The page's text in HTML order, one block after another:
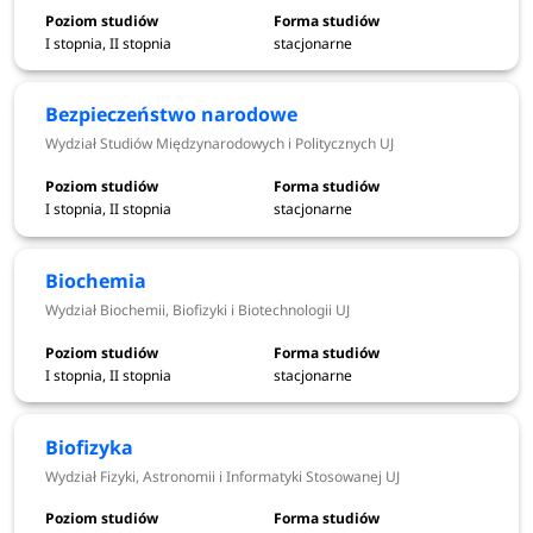
Dodatkowym atutem jest bogata
oferta kierunków
prowadzonych w językach obcych oraz szerokie
brać udział w programach wymiany oraz uczestniczyć w
programach double degree.
Uniwersytet Jagielloński w Krakowie
kierunki - rekrutacja 2026/2027
2026/2027 oferuje kształcenie na ponad 165 kierunkach
studiów w ramach studiów pierwszego (112 kierunków) i
magisterskich (9 kierunków)
studiów podyplomowych.Osoby zainteresowane
podjęciem nauki na UJ mogą aplikować na 168 kierunków
I stopnia, II stopnia stacjonarne
Bezpieczeństwo narodowe
Wydział Studiów Międzynarodowych i Politycznych UJ
I stopnia, II stopnia stacjonarne
Biochemia
Wydział Biochemii, Biofizyki i Biotechnologii UJ
I stopnia, II stopnia stacjonarne
Biofizyka
Wydział Fizyki, Astronomii i Informatyki Stosowanej UJ